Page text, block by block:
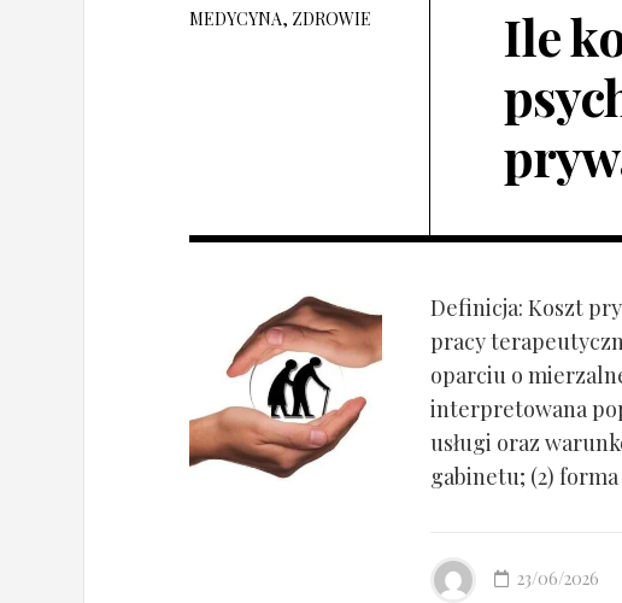
MEDYCYNA, ZDROWIE
Ile
Definicja: Koszt
pracy
oparciu o
interpretowana
usługi oraz
gabinetu; (2) forma
23/06/2026